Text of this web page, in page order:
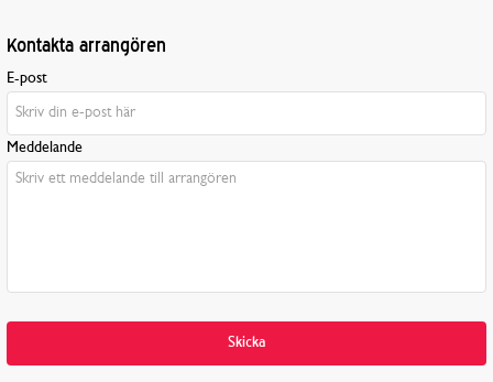
Kontakta arrangören
E-post
Meddelande
Skicka